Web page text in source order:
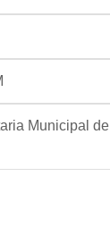
Municipal de